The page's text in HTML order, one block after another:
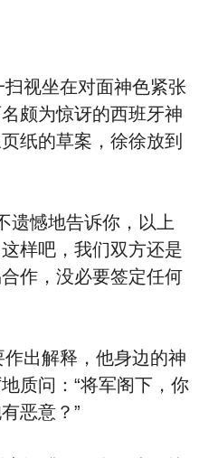
视坐在对面神色紧张
颇为惊讶的西班牙神
纸的草案，徐徐放到
憾地告诉你，以上
样吧，我们双方还是
作，没必要签定任何
出解释，他身边的神
质问：“将军阁下，你
恶意？”